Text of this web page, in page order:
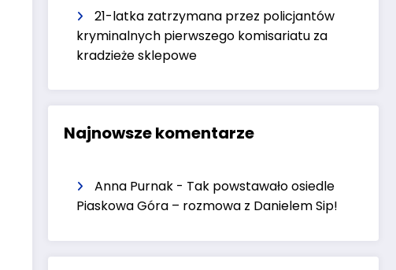
21-latka zatrzymana przez policjantów
kryminalnych pierwszego komisariatu za
kradzieże sklepowe
Najnowsze komentarze
Anna Purnak - Tak powstawało osiedle
Piaskowa Góra – rozmowa z Danielem Sip!